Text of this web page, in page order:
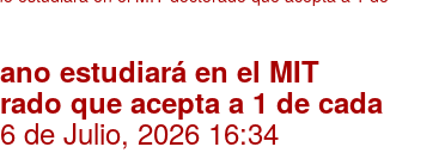
estudiará en el MIT
que acepta a 1 de cada
de Julio, 2026 16:34